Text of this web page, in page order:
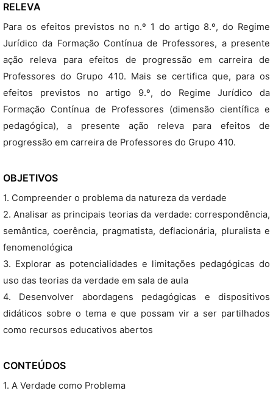
RELEVA
Para os efeitos previstos no n.º 1 do artigo 8.º, do Regime
Jurídico da Formação Contínua de Professores, a presente
ação releva para efeitos de progressão em carreira de
Professores do Grupo 410. Mais se certifica que, para os
efeitos previstos no artigo 9.º, do Regime Jurídico da
Formação Contínua de Professores (dimensão científica e
pedagógica), a presente ação releva para efeitos de
progressão em carreira de Professores do Grupo 410.
OBJETIVOS
1. Compreender o problema da natureza da verdade
2. Analisar as principais teorias da verdade: correspondência,
semântica, coerência, pragmatista, deflacionária, pluralista e
fenomenológica
3. Explorar as potencialidades e limitações pedagógicas do
uso das teorias da verdade em sala de aula
4. Desenvolver abordagens pedagógicas e dispositivos
didáticos sobre o tema e que possam vir a ser partilhados
como recursos educativos abertos
CONTEÚDOS
1. A Verdade como Problema